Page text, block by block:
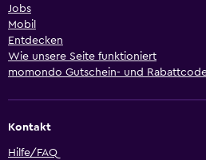
Jobs
Mobil
Entdecken
Wie unsere Seite funktioniert
momondo Gutschein- und
Kontakt
Hilfe/FAQ